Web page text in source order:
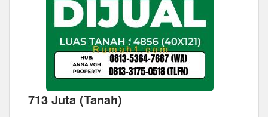
713 Juta (Tanah)